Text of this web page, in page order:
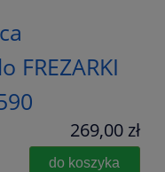
FREZARKI
269,00 zł
do koszyka